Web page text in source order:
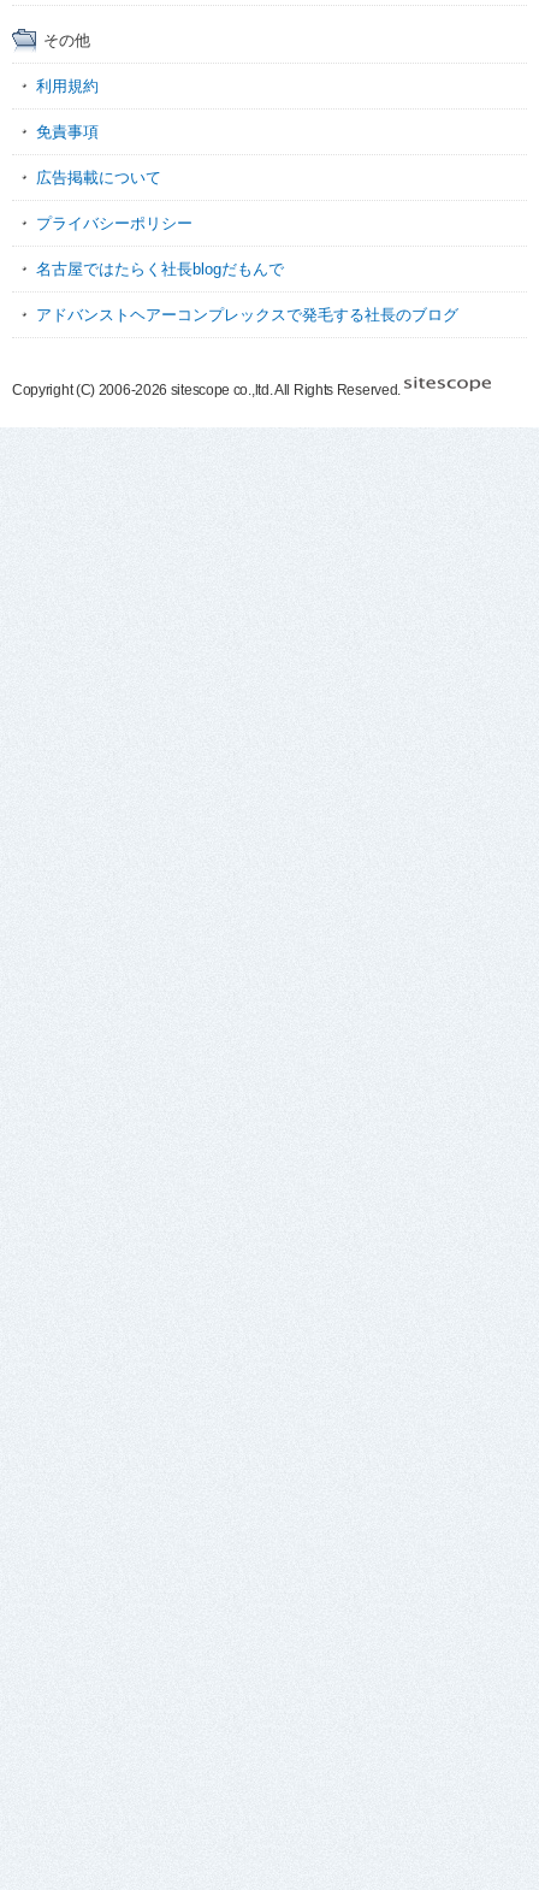
その他
利用規約
免責事項
広告掲載について
プライバシーポリシー
名古屋ではたらく社長blogだもんで
アドバンストヘアーコンプレックスで発毛する社長のブログ
Copyright (C) 2006-2026 sitescope co.,ltd. All Rights Reserved.